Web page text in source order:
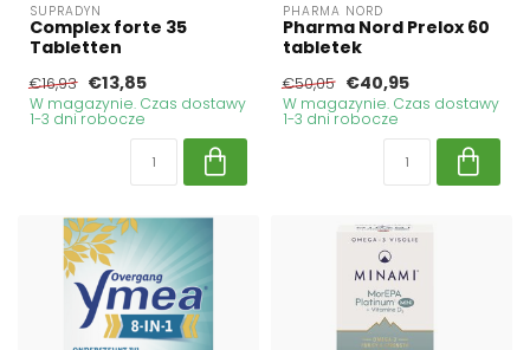
SUPRADYN
Complex forte 35
Tabletten
€16,93 €13,85
W magazynie. Czas dostawy
1-3 dni robocze
PHARMA NORD
Pharma Nord Prelox 60
tabletek
€50,05 €40,95
W magazynie. Czas dostawy
1-3 dni robocze